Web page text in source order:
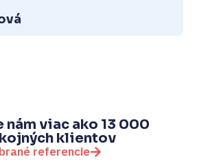
nám viac ako 13 000
klientov
referencie